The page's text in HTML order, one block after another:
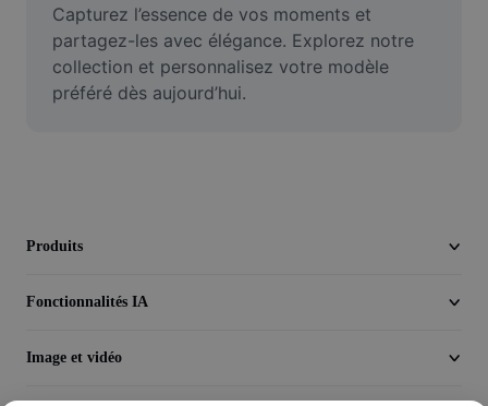
Amélioration de la qualité
Éditeur de vidéos
Capturez l’essence de vos moments et
partagez-les avec élégance. Explorez notre
collection et personnalisez votre modèle
préféré dès aujourd’hui.
Produits
Fonctionnalités IA
Image et vidéo